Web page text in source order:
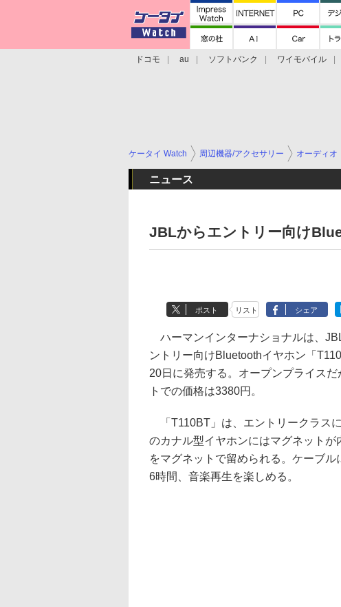
ドコモ au ソフトバンク ワイモバイル
ケータイ Watch 周辺機器/アクセサリー オーディオ
ニュース
JBLからエントリー向け
ポスト リスト シェア
ハーマンインターナショナルは、
ントリー向けBluetoothイヤホン「
20日に発売する。オープンプライスだ
トでの価格は3380円。
「T110BT」は、エントリークラス
のカナル型イヤホンにはマグネット
をマグネットで留められる。ケーブ
6時間、音楽再生を楽しめる。